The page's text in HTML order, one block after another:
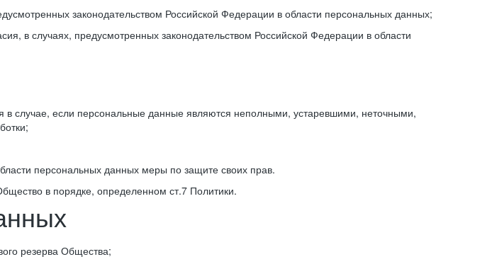
законодательством Российской Федерации в области персональных данных;
в случаях, предусмотренных законодательством Российской Федерации в области
в случае, если персональные данные являются неполными, устаревшими, неточными,
персональных данных меры по защите своих прав.
в порядке, определенном ст.7 Политики.
резерва Общества;